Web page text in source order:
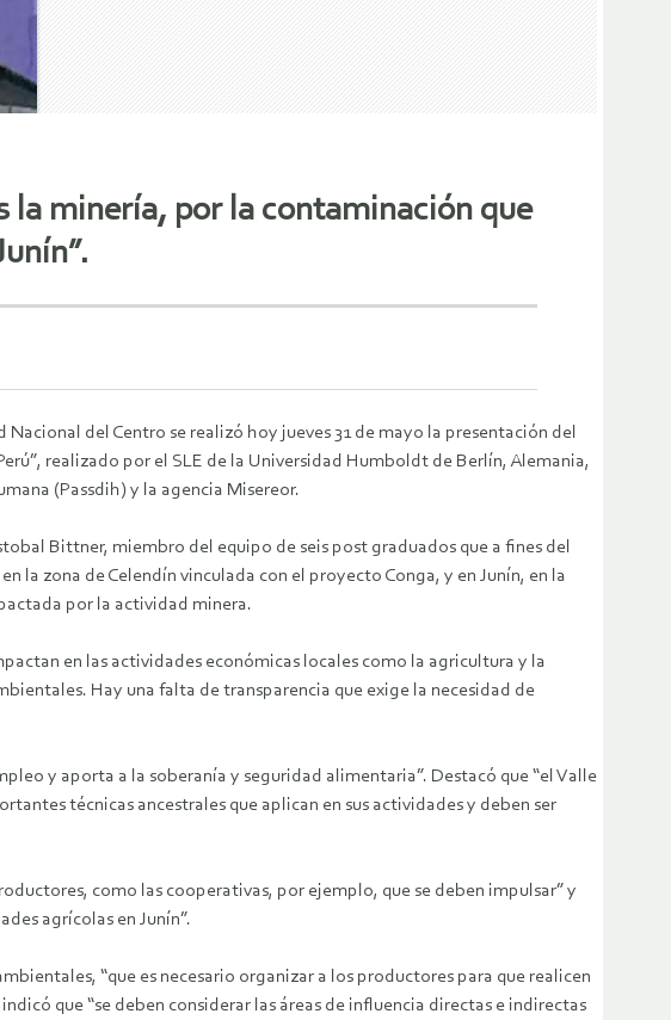
la minería, por la contaminación que
del Centro se realizó hoy jueves 31 de mayo la presentación del
realizado por el SLE de la Universidad Humboldt de Berlín, Alemania,
(Passdih) y la agencia Misereor.
Bittner, miembro del equipo de seis post graduados que a fines del
la zona de Celendín vinculada con el proyecto Conga, y en Junín, en la
por la actividad minera.
en las actividades económicas locales como la agricultura y la
Hay una falta de transparencia que exige la necesidad de
y aporta a la soberanía y seguridad alimentaria”. Destacó que “el Valle
técnicas ancestrales que aplican en sus actividades y deben ser
como las cooperativas, por ejemplo, que se deben impulsar” y
agrícolas en Junín”.
“que es necesario organizar a los productores para que realicen
que “se deben considerar las áreas de influencia directas e indirectas